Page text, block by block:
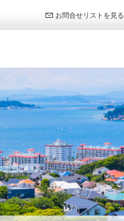
お問合せリストを見る